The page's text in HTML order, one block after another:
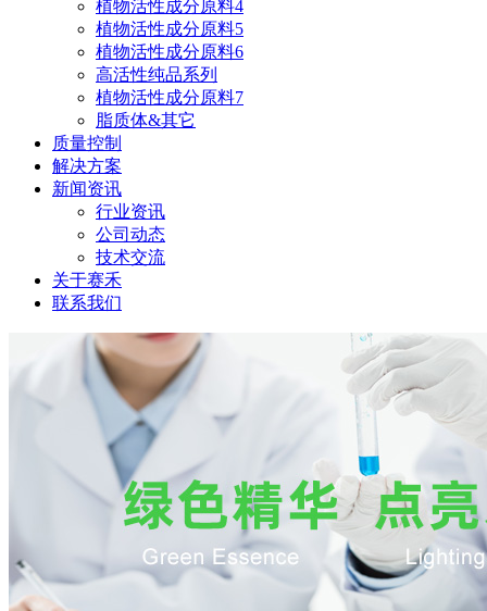
植物活性成分原料4
植物活性成分原料5
植物活性成分原料6
高活性纯品系列
植物活性成分原料7
脂质体&其它
质量控制
解决方案
新闻资讯
行业资讯
公司动态
技术交流
关于赛禾
联系我们